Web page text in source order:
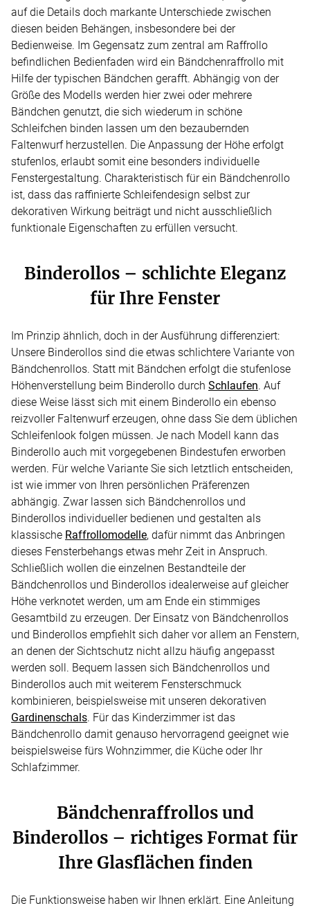
auf die Details doch markante Unterschiede zwischen
diesen beiden Behängen, insbesondere bei der
Bedienweise. Im Gegensatz zum zentral am Raffrollo
befindlichen Bedienfaden wird ein Bändchenraffrollo mit
Hilfe der typischen Bändchen gerafft. Abhängig von der
Größe des Modells werden hier zwei oder mehrere
Bändchen genutzt, die sich wiederum in schöne
Schleifchen binden lassen um den bezaubernden
Faltenwurf herzustellen. Die Anpassung der Höhe erfolgt
stufenlos, erlaubt somit eine besonders individuelle
Fenstergestaltung. Charakteristisch für ein Bändchenrollo
ist, dass das raffinierte Schleifendesign selbst zur
dekorativen Wirkung beiträgt und nicht ausschließlich
funktionale Eigenschaften zu erfüllen versucht.
Binderollos – schlichte Eleganz
für Ihre Fenster
Im Prinzip ähnlich, doch in der Ausführung differenziert:
Unsere Binderollos sind die etwas schlichtere Variante von
Bändchenrollos. Statt mit Bändchen erfolgt die stufenlose
Höhenverstellung beim Binderollo durch Schlaufen. Auf
diese Weise lässt sich mit einem Binderollo ein ebenso
reizvoller Faltenwurf erzeugen, ohne dass Sie dem üblichen
Schleifenlook folgen müssen. Je nach Modell kann das
Binderollo auch mit vorgegebenen Bindestufen erworben
werden. Für welche Variante Sie sich letztlich entscheiden,
ist wie immer von Ihren persönlichen Präferenzen
abhängig. Zwar lassen sich Bändchenrollos und
Binderollos individueller bedienen und gestalten als
klassische Raffrollomodelle, dafür nimmt das Anbringen
dieses Fensterbehangs etwas mehr Zeit in Anspruch.
Schließlich wollen die einzelnen Bestandteile der
Bändchenrollos und Binderollos idealerweise auf gleicher
Höhe verknotet werden, um am Ende ein stimmiges
Gesamtbild zu erzeugen. Der Einsatz von Bändchenrollos
und Binderollos empfiehlt sich daher vor allem an Fenstern,
an denen der Sichtschutz nicht allzu häufig angepasst
werden soll. Bequem lassen sich Bändchenrollos und
Binderollos auch mit weiterem Fensterschmuck
kombinieren, beispielsweise mit unseren dekorativen
Gardinenschals. Für das Kinderzimmer ist das
Bändchenrollo damit genauso hervorragend geeignet wie
beispielsweise fürs Wohnzimmer, die Küche oder Ihr
Schlafzimmer.
Bändchenraffrollos und
Binderollos – richtiges Format für
Ihre Glasflächen finden
Die Funktionsweise haben wir Ihnen erklärt. Eine Anleitung